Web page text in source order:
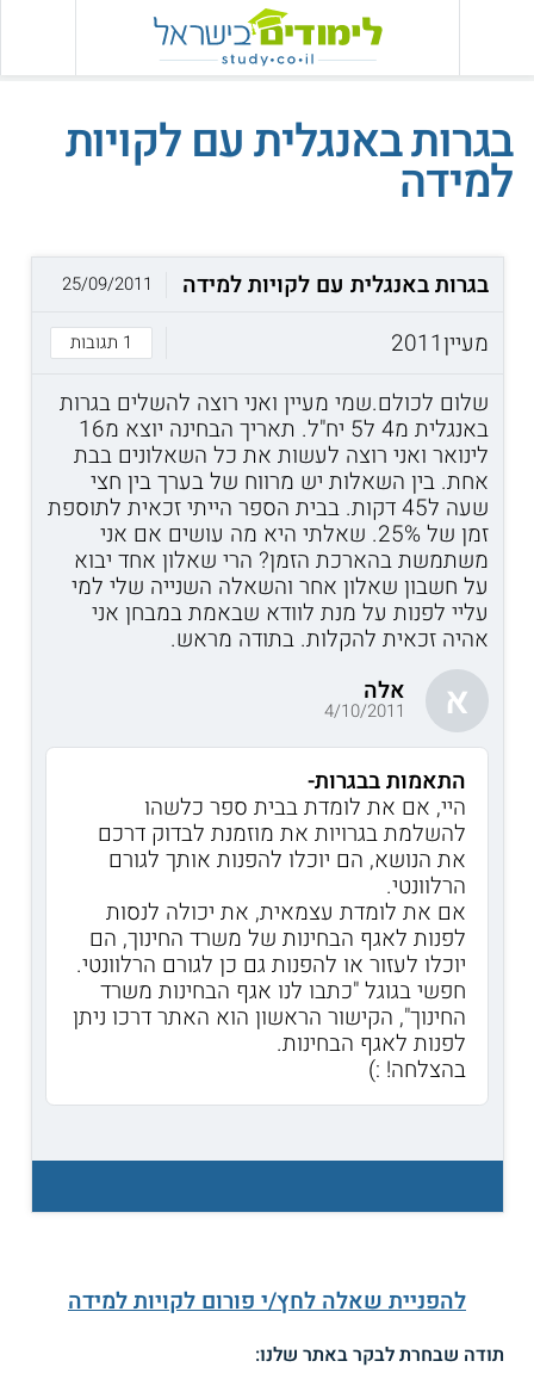
בגרות באנגלית עם לקויות
למידה
בגרות באנגלית עם לקויות למידה
מעיין2011
1 תגובות
25/09/2011
שלום לכולם.שמי מעיין ואני רוצה להשלים בגרות
באנגלית מ4 ל5 יח"ל. תאריך הבחינה יוצא מ16
לינואר ואני רוצה לעשות את כל השאלונים בבת
אחת. בין השאלות יש מרווח של בערך בין חצי
שעה ל45 דקות. בבית הספר הייתי זכאית לתוספת
זמן של 25%. שאלתי היא מה עושים אם אני
משתמשת בהארכת הזמן? הרי שאלון אחד יבוא
על חשבון שאלון אחר והשאלה השנייה שלי למי
עליי לפנות על מנת לוודא שבאמת במבחן אני
אהיה זכאית להקלות. בתודה מראש.
א אלה
4/10/2011
התאמות בבגרות-
היי, אם את לומדת בבית ספר כלשהו
להשלמת בגרויות את מוזמנת לבדוק דרכם
את הנושא, הם יוכלו להפנות אותך לגורם
הרלוונטי.
אם את לומדת עצמאית, את יכולה לנסות
לפנות לאגף הבחינות של משרד החינוך, הם
יוכלו לעזור או להפנות גם כן לגורם הרלוונטי.
חפשי בגוגל "כתבו לנו אגף הבחינות משרד
החינוך", הקישור הראשון הוא האתר דרכו ניתן
לפנות לאגף הבחינות.
בהצלחה! :)
להפניית שאלה לחץ/י פורום לקויות למידה
תודה שבחרת לבקר באתר שלנו: